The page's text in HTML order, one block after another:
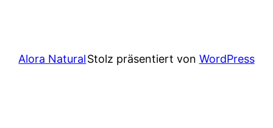
Alora NaturalStolz präsentiert von WordPress